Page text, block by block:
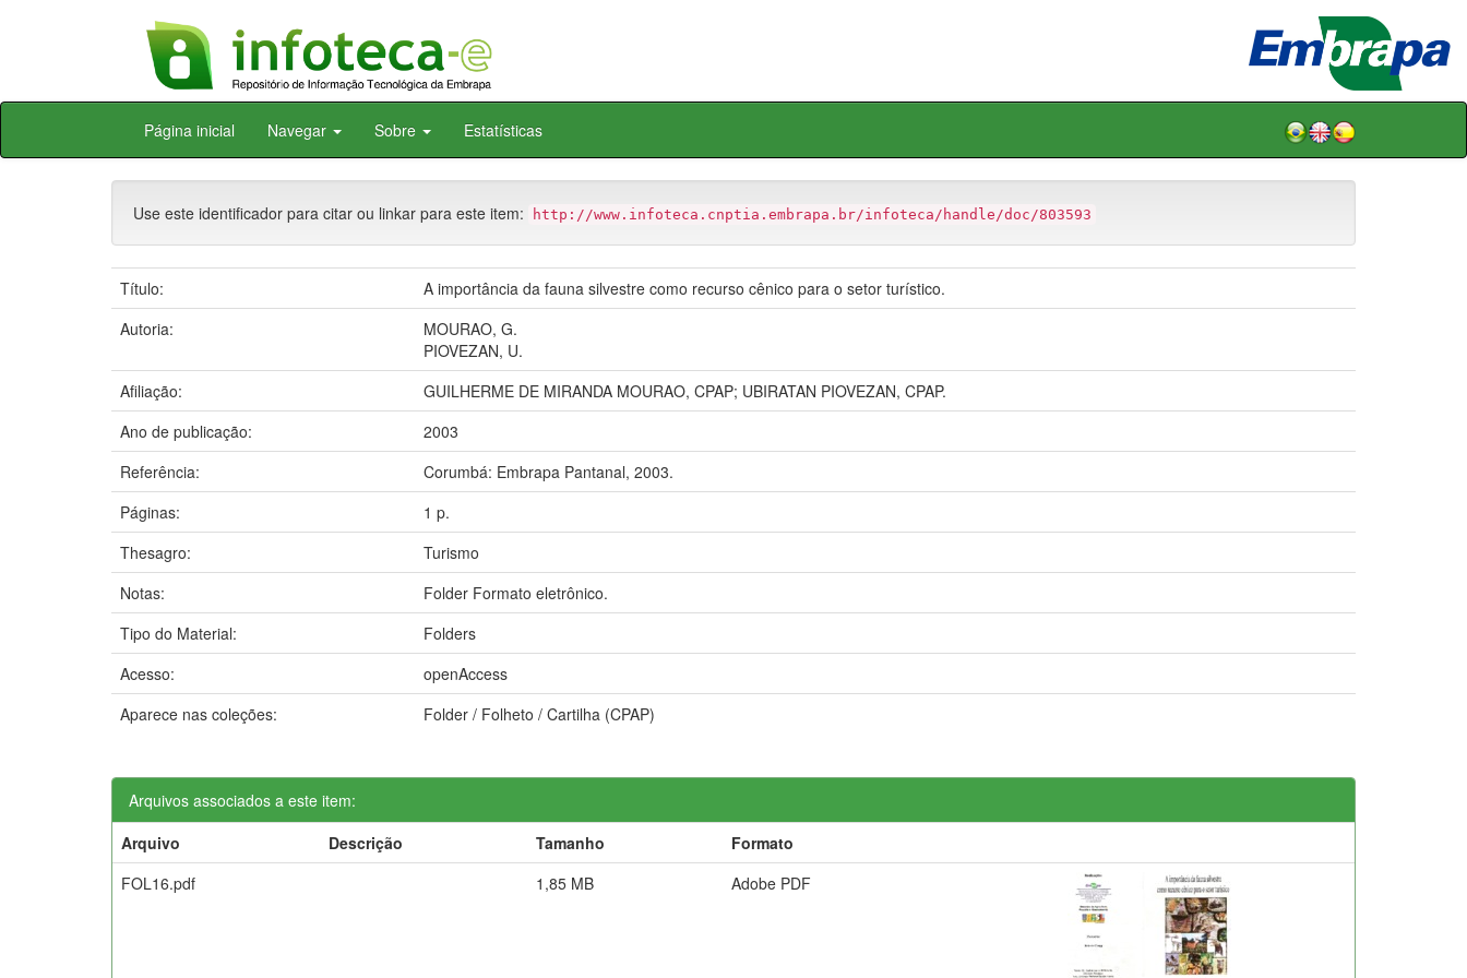
Skip
Página inicial Navegar Sobre Estatísticas
Use este identificador para citar ou linkar para este item: http://www.infoteca.cnptia.embrapa.br/infoteca/handle/doc/803593
Título:
A importância da fauna silvestre como recurso cênico para o setor turístico.
Autoria:
MOURAO, G.
PIOVEZAN, U.
Afiliação:
GUILHERME DE MIRANDA MOURAO, CPAP; UBIRATAN PIOVEZAN, CPAP.
Ano de publicação:
2003
Referência:
Corumbá: Embrapa Pantanal, 2003.
Páginas:
1 p.
Thesagro:
Turismo
Notas:
Folder Formato eletrônico.
Tipo do Material:
Folders
Acesso:
openAccess
Aparece nas coleções:
Folder / Folheto / Cartilha (CPAP)
Arquivos associados a este item:
Arquivo
Descrição Tamanho
Formato
FOL16.pdf
1,85 MB Adobe PDF